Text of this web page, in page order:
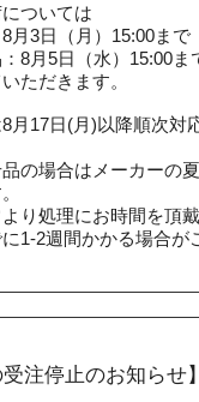
ついては
月3日（月）15:00まで
8月5日（水）15:00ま
ただきます。
月17日(月)以降順次対
の場合はメーカーの
り処理にお時間を頂戴
1-2週間かかる場合が
注停止のお知らせ】